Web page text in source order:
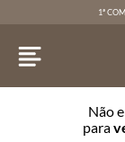
1ª
Não
para